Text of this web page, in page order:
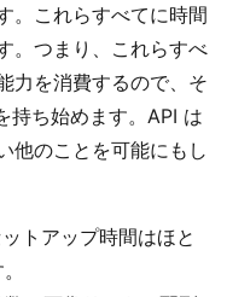
。これらすべてに時間
。つまり、これらすべ
力を消費するので、そ
持ち始めます。API は
他のことを可能にもし
トアップ時間はほと